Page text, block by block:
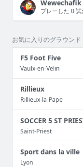
Wewechafik
プレーした 0 試
お気に入りのグラウンド
F5 Foot Five
Vaulx-en-Velin
Rillieux
Rillieux-la-Pape
SOCCER 5 ST
Saint-Priest
Sport dans la ville
Lyon